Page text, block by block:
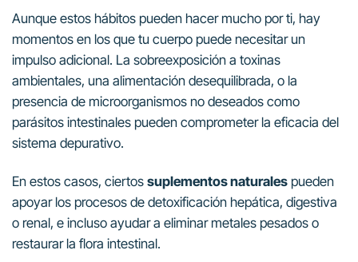
Aunque estos hábitos pueden hacer mucho por ti, hay
momentos en los que tu cuerpo puede necesitar un
impulso adicional. La sobreexposición a toxinas
ambientales, una alimentación desequilibrada, o la
presencia de microorganismos no deseados como
parásitos intestinales pueden comprometer la eficacia del
sistema depurativo.
En estos casos, ciertos suplementos naturales pueden
apoyar los procesos de detoxificación hepática, digestiva
o renal, e incluso ayudar a eliminar metales pesados o
restaurar la flora intestinal.